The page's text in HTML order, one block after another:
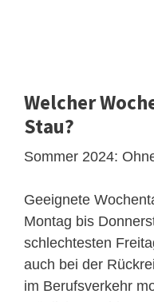
Welcher
Stau?
Sommer 2024:
Geeignete
Montag bis
schlechtesten
auch bei der
im Berufsverkehr